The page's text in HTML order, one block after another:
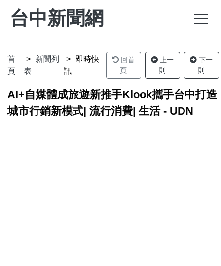
台中新聞網
首
頁
新聞列
表
即時快
訊
回首
頁
上一
則
下一
則
AI+自媒體成旅遊新推手Klook攜手台中打造
城市行銷新模式| 流行消費| 生活 - UDN